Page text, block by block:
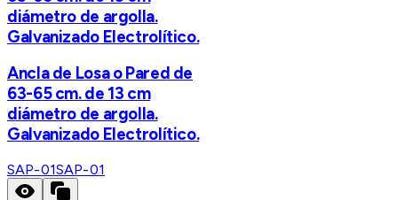
diámetro de argolla.
Galvanizado Electrolítico.
Ancla de Losa o Pared de
63-65 cm. de 13 cm
diámetro de argolla.
Galvanizado Electrolítico.
SAP-01SAP-01